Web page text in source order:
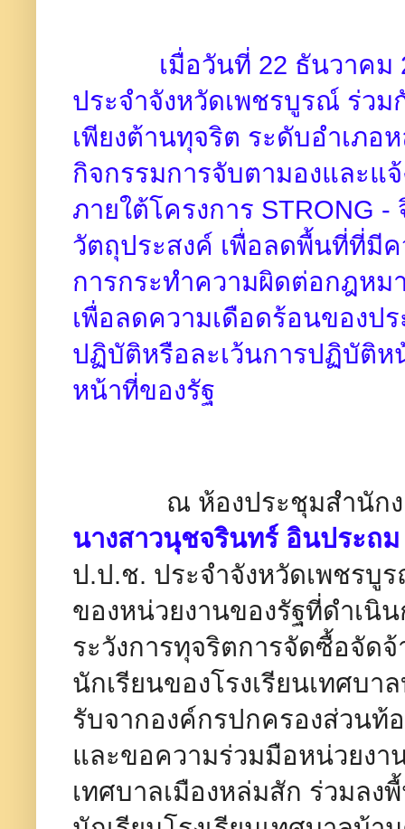
เมื่อวันที่ 22 ธันวาคม
ประจำจังหวัดเพชรบูรณ์ ร่ว
เพียงต้านทุจริต ระดับอำเภอ
กิจกรรมการจับตามองและแจ้
ภายใต้โครงการ STRONG
วัตถุประสงค์ เพื่อลดพื้นที่ที่มี
การกระทำความผิดต่อกฎห
เพื่อลดความเดือดร้อนของป
ปฏิบัติหรือละเว้นการปฏิบัติห
หน้าที่ของรัฐ
ณ ห้องประชุมสำนักงา
นางสาวนุชจรินทร์ อินประถม
ป.ป.ช. ประจำจังหวัดเพชรบู
ของหน่วยงานของรัฐที่ดำเนิ
ระวังการทุจริตการจัดซื้อจัด
นักเรียนของโรงเรียนเทศบ
รับจากองค์กรปกครองส่วนท้
และขอความร่วมมือหน่วยงา
เทศบาลเมืองหล่มสัก ร่วมลง